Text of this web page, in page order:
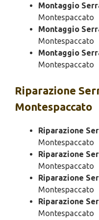
Montaggio
Montespaccato
Montaggio
Montespaccato
Montaggio
Montespaccato
Riparazione
Montespaccato
Riparazione
Montespaccato
Riparazione
Montespaccato
Riparazione
Montespaccato
Riparazione
Montespaccato